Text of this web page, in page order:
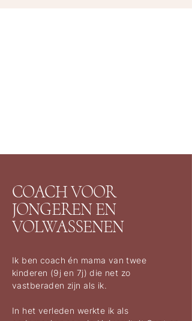
COACH VOOR
JONGEREN EN
VOLWASSENEN
Ik ben coach én mama van twee
kinderen (9j en 7j) die net zo
vastberaden zijn als ik.
In het verleden werkte ik als